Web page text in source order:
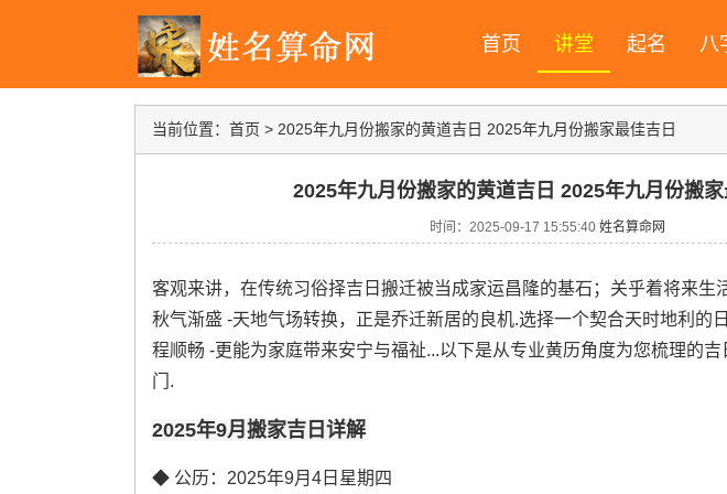
首页 讲堂 起名 八
当前位置： 首页 > 2025年九月份搬家的黄道吉日 2025年九月份搬家最佳吉日
2025年九月份搬家的黄道吉日 2025年九月份搬家
时间：2025-09-17 15:55:40 姓名算命网
客观来讲，在传统习俗择吉日搬迁被当成家运昌隆的基石；关乎着将来生
秋气渐盛 -天地气场转换，正是乔迁新居的良机.选择一个契合天时地利的
程顺畅 -更能为家庭带来安宁与福祉...以下是从专业黄历角度为您梳理的
门.
2025年9月搬家吉日详解
◆ 公历：2025年9月4日星期四